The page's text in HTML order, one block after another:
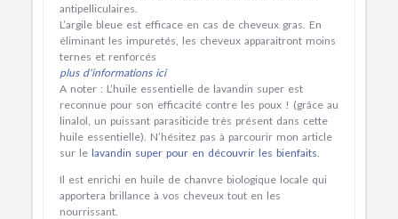
antipelliculaires
L’argile bleue est efficace en cas de cheveux gras . En
éliminant les impuretés, les cheveux apparaitront moins
ternes et renforcés
plus d'informations ici
A noter : L’huile essentielle de lavandin super est
reconnue pour son efficacité contre les poux ! (grâce au
linalol, un puissant parasiticide très présent dans cette
huile essentielle). N’hésitez pas à parcourir mon article
sur le lavandin super pour en découvrir les bienfaits
Il est enrichi en huile de chanvre biologique locale qui
apportera brillance à vos cheveux tout en les
nourrissant.